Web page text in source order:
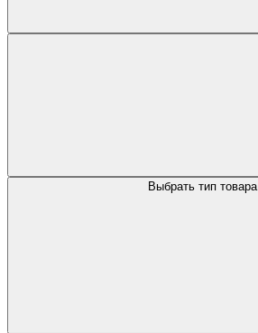
Выбрать тип товара